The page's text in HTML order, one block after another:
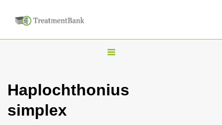
T
g
Haplochthonius
simplex